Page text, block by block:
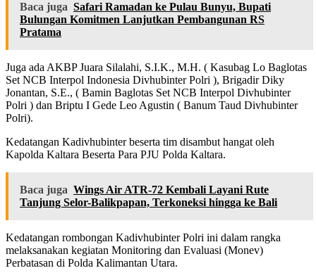
Baca juga Safari Ramadan ke Pulau Bunyu, Bupati
Bulungan Komitmen Lanjutkan Pembangunan RS
Pratama
Juga ada AKBP Juara Silalahi, S.I.K., M.H. ( Kasubag Lo Baglotas
Set NCB Interpol Indonesia Divhubinter Polri ), Brigadir Diky
Jonantan, S.E., ( Bamin Baglotas Set NCB Interpol Divhubinter
Polri ) dan Briptu I Gede Leo Agustin ( Banum Taud Divhubinter
Polri).
Kedatangan Kadivhubinter beserta tim disambut hangat oleh
Kapolda Kaltara Beserta Para PJU Polda Kaltara.
Baca juga Wings Air ATR-72 Kembali Layani Rute
Tanjung Selor-Balikpapan, Terkoneksi hingga ke Bali
Kedatangan rombongan Kadivhubinter Polri ini dalam rangka
melaksanakan kegiatan Monitoring dan Evaluasi (Monev)
Perbatasan di Polda Kalimantan Utara.